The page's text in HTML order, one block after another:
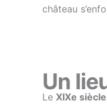
château
Un
Le XIXe siècle